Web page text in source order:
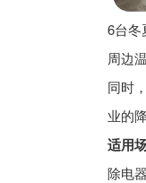
6台冬
周边
同时
业的
适用
除电